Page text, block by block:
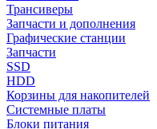
Трансиверы
Запчасти и дополнения
Графические станции
Запчасти
SSD
HDD
Корзины для накопителей
Системные платы
Блоки питания